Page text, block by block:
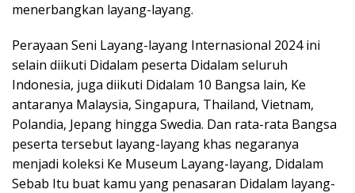
menerbangkan layang-layang.
Perayaan Seni Layang-layang Internasional 2024 ini
selain diikuti Didalam peserta Didalam seluruh
Indonesia, juga diikuti Didalam 10 Bangsa lain, Ke
antaranya Malaysia, Singapura, Thailand, Vietnam,
Polandia, Jepang hingga Swedia. Dan rata-rata Bangsa
peserta tersebut layang-layang khas negaranya
menjadi koleksi Ke Museum Layang-layang, Didalam
Sebab Itu buat kamu yang penasaran Didalam layang-